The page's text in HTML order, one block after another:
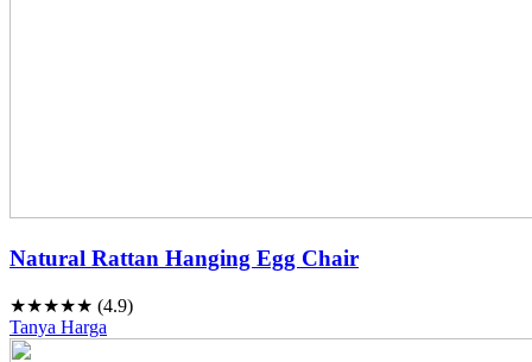
Natural Rattan Hanging Egg Chair
★★★★★ (4.9)
Tanya Harga